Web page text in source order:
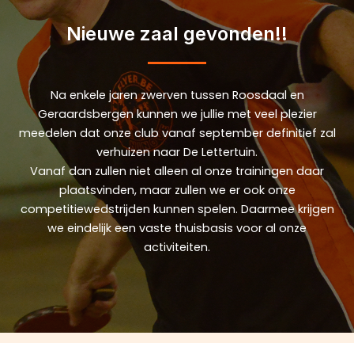
Nieuwe zaal gevonden!!
Na enkele jaren zwerven tussen Roosdaal en
Geraardsbergen kunnen we jullie met veel plezier
meedelen dat onze club vanaf september definitief zal
verhuizen naar De Lettertuin.
Vanaf dan zullen niet alleen al onze trainingen daar
plaatsvinden, maar zullen we er ook onze
competitiewedstrijden kunnen spelen. Daarmee krijgen
we eindelijk een vaste thuisbasis voor al onze
activiteiten.